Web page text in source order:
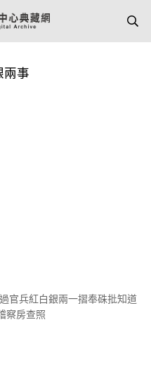
兩事
官兵紅白銀兩一摺奉硃批知道
察房查照